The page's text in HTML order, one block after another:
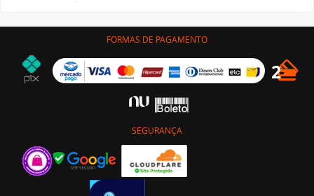
FORMAS DE PAGAMENTO
SEGURANÇA